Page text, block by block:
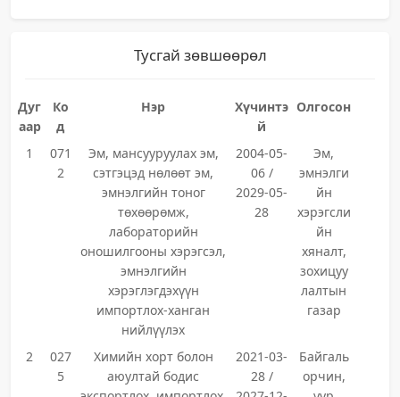
Тусгай зөвшөөрөл
Дуг
аар
Ко
д
Нэр
Хүчинтэ
й
Олгосон
1
071
2
Эм, мансууруулах эм,
сэтгэцэд нөлөөт эм,
эмнэлгийн тоног
төхөөрөмж,
лабораторийн
оношилгооны хэрэгсэл,
эмнэлгийн
хэрэглэгдэхүүн
импортлох-ханган
нийлүүлэх
2004-05-
06 /
2029-05-
28
Эм,
эмнэлги
йн
хэрэгсли
йн
хяналт,
зохицуу
лалтын
газар
2
027
5
Химийн хорт болон
аюултай бодис
2021-03-
28 /
Байгаль
орчин,